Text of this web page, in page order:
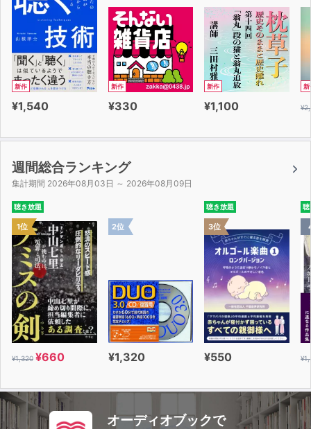
新作
¥1,540
新作
¥330
新作
¥1,100
新
週間総合ランキング
集計期間 2026年08月03日 ～ 2026年08月09日
聴き放題
1位
¥1,320 ¥660
2位
¥1,320
聴き放題
3位
¥550
聴
オーディオブックで